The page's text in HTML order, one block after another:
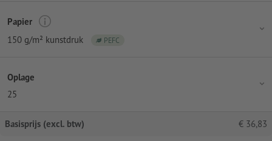
Papier
150 g/m² kunstdruk
PEFC
Oplage
25
Basisprijs (excl. btw) € 36,83